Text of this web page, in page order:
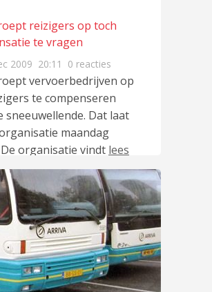
reizigers op toch
te vragen
2009 20:11 0 reacties
vervoerbedrijven op
te compenseren
sneeuwellende. Dat laat
maandag
organisatie vindt lees